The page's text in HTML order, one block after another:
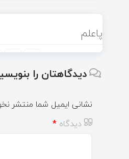
پاعلم
دیدگاهتان را
نشانی ایمیل شما منتشر
دیدگاه *